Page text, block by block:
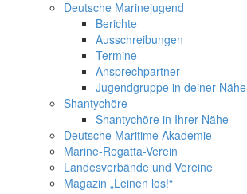
Deutsche Marinejugend
Berichte
Ausschreibungen
Termine
Ansprechpartner
Jugendgruppe in deiner Nähe
Shantychöre
Shantychöre in Ihrer Nähe
Deutsche Maritime Akademie
Marine-Regatta-Verein
Landesverbände und Vereine
Magazin „Leinen los!“